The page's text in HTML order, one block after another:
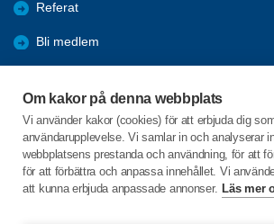
Om kakor på denna webbplats
Vi använder kakor (cookies) för att erbjuda dig
användarupplevelse. Vi samlar in och analyserar
webbplatsens prestanda och användning, för att
för att förbättra och anpassa innehållet. Vi
att kunna erbjuda anpassade annonser. Läs mer
Referat
Bli medlem
SPF-appen
Favoriter
C/o:Rosmarie Lindberg